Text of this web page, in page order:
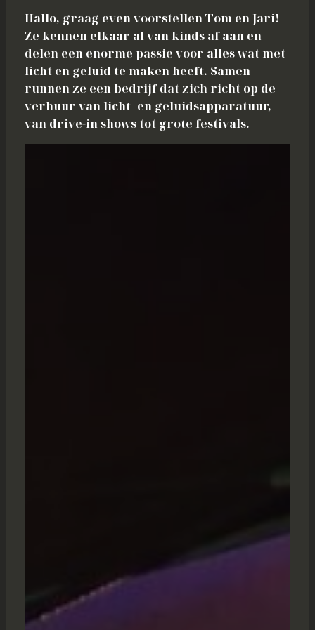
Hallo, graag even voorstellen Tom en Jari!
Ze kennen elkaar al van kinds af aan en
delen een enorme passie voor alles wat met
licht en geluid te maken heeft. Samen
runnen ze een bedrijf dat zich richt op de
verhuur van licht- en geluidsapparatuur,
van drive-in shows tot grote festivals.